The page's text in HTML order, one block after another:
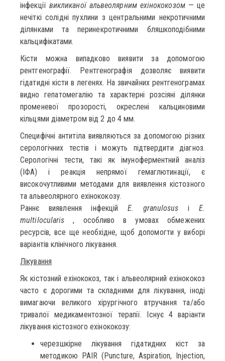
інфекції викликаної альвеолярним ехінококозом— це
нечіткі солідні пухлини з центральними некротичними
ділянками та перинекротичними бляшкоподібними
кальцифікатами.
Кісти можна випадково виявити за допомогою
рентгенографії. Рентгенографія дозволяє виявити
гідатидні кісти в легенях. На звичайних рентгенограмах
видно гепатомегалію та характерні розсіяні ділянки
променевої прозорості, окреслені кальциновими
кільцями діаметром від 2 до 4 мм.
Специфічні антитіла виявляються за допомогою різних
серологічних тестів і можуть підтвердити діагноз.
Серологічні тести, такі як імуноферментний аналіз
(ІФА) і реакція непрямої гемаглютинації, є
високочутливими методами для виявлення кістозного
та альвеолярного ехінококозу.
Раннє виявлення інфекцій E. granulosus і E.
multilocularis , особливо в умовах обмежених
ресурсів, все ще необхідне, щоб допомогти у виборі
варіантів клінічного лікування.
Лікування
Як кістозний ехінококоз, так і альвеолярний ехінококоз
часто є дорогими та складними для лікування, іноді
вимагаючи великого хірургічного втручання та/або
тривалої медикаментозної терапії. Існує 4 варіанти
лікування кістозного ехінококозу:
черезшкірне лікування гідатидних кіст за
методикою PAIR (Puncture, Aspiration, Injection,